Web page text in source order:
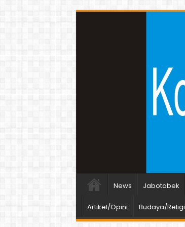
News Jabotabek
Artikel/Opini Budaya/Religi